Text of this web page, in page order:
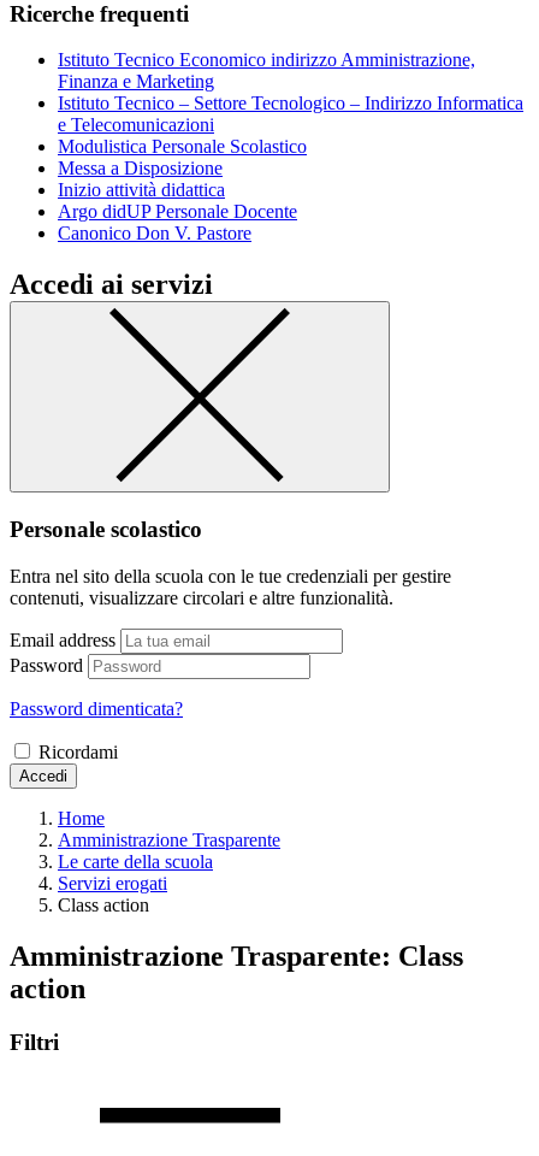
Ricerche frequenti
Istituto Tecnico Economico indirizzo Amministrazione,
Finanza e Marketing
Istituto Tecnico – Settore Tecnologico – Indirizzo Informatica
e Telecomunicazioni
Modulistica Personale Scolastico
Messa a Disposizione
Inizio attività didattica
Argo didUP Personale Docente
Canonico Don V. Pastore
Accedi ai servizi
Personale scolastico
Entra nel sito della scuola con le tue credenziali per gestire
contenuti, visualizzare circolari e altre funzionalità.
Email address
Password
Password dimenticata?
Ricordami
Accedi
Home
Amministrazione Trasparente
Le carte della scuola
Servizi erogati
Class action
Amministrazione Trasparente: Class
action
Filtri